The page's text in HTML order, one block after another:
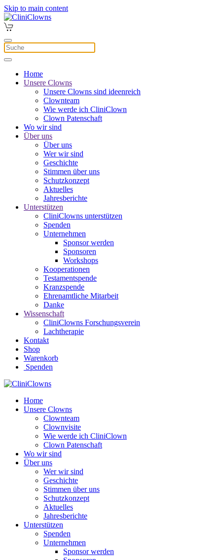
Skip to main content
Home
Unsere Clowns
Unsere Clowns sind ideenreich
Clownteam
Wie werde ich CliniClown
Clown Patenschaft
Wo wir sind
Über uns
Über uns
Wer wir sind
Geschichte
Stimmen über uns
Schutzkonzept
Aktuelles
Jahresberichte
Unterstützen
CliniClowns unterstützen
Spenden
Unternehmen
Sponsor werden
Sponsoren
Workshops
Kooperationen
Testamentspende
Kranzspende
Ehrenamtliche Mitarbeit
Danke
Wissenschaft
CliniClowns Forschungsverein
Lachtherapie
Kontakt
Shop
Warenkorb
Spenden
Home
Unsere Clowns
Clownteam
Clownvisite
Wie werde ich CliniClown
Clown Patenschaft
Wo wir sind
Über uns
Wer wir sind
Geschichte
Stimmen über uns
Schutzkonzept
Aktuelles
Jahresberichte
Unterstützen
Spenden
Unternehmen
Sponsor werden